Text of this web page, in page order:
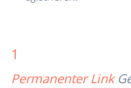
1
Permanenter Link